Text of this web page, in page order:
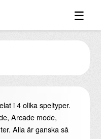
☰
i 4 olika speltyper.
Arcade mode,
Alla är ganska så